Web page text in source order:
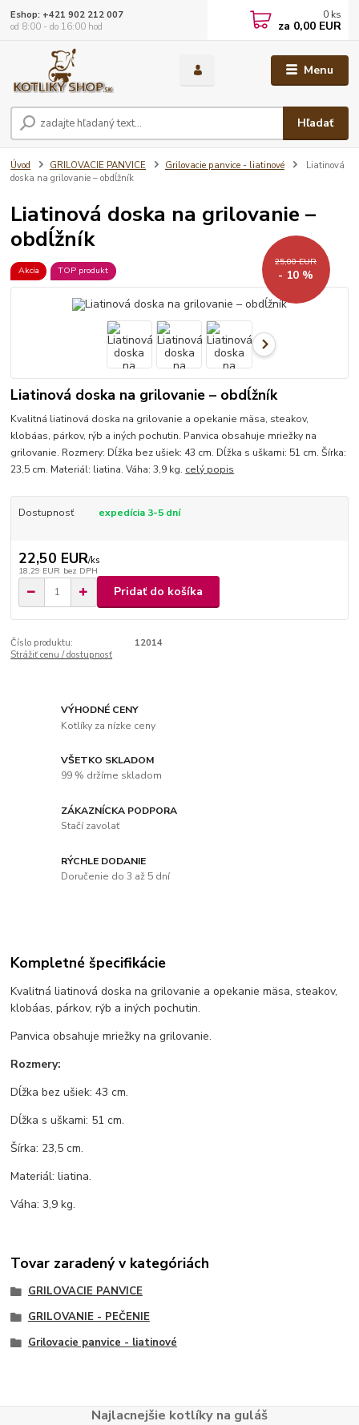
Menu
Hľadať
Eshop: +421 902 212 007
od 8:00 - do 16:00 hod
0 ks
za 0,00 EUR
Úvod GRILOVACIE PANVICE Grilovacie panvice - liatinové
Liatinová
doska na grilovanie – obdĺžník
Liatinová doska na grilovanie –
obdĺžník
Akcia TOP produkt
25,00 EUR
- 10 %
Liatinová doska na grilovanie – obdĺžník
Kvalitná liatinová doska na grilovanie a opekanie mäsa, steakov,
klobáas, párkov, rýb a iných pochutin. Panvica obsahuje mriežky na
grilovanie. Rozmery: Dĺžka bez ušiek: 43 cm. Dĺžka s uškami: 51 cm. Šírka:
23,5 cm. Materiál: liatina. Váha: 3,9 kg. celý popis
Dostupnosť expedícia 3-5 dní
22,50 EUR/ks
18,29 EUR bez DPH
Pridať do košíka
Číslo produktu:
12014
Strážiť cenu / dostupnosť
VÝHODNÉ CENY
Kotlíky za nízke ceny
VŠETKO SKLADOM
99 % držíme skladom
ZÁKAZNÍCKA PODPORA
Stačí zavolať
RÝCHLE DODANIE
Doručenie do 3 až 5 dní
Kompletné špecifikácie
Kvalitná liatinová doska na grilovanie a opekanie mäsa, steakov,
klobáas, párkov, rýb a iných pochutin.
Panvica obsahuje mriežky na grilovanie.
Rozmery:
Dĺžka bez ušiek: 43 cm.
Dĺžka s uškami: 51 cm.
Šírka: 23,5 cm.
Materiál: liatina.
Váha: 3,9 kg.
Tovar zaradený v kategóriách
GRILOVACIE PANVICE
GRILOVANIE - PEČENIE
Grilovacie panvice - liatinové
Najlacnejšie kotlíky na guláš